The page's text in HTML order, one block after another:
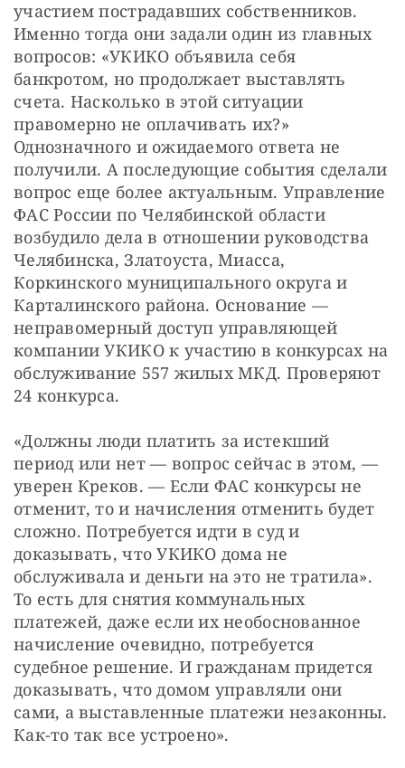
участием пострадавших собственников.
Именно тогда они задали один из главных
вопросов: «УКИКО объявила себя
банкротом, но продолжает выставлять
счета. Насколько в этой ситуации
правомерно не оплачивать их?»
Однозначного и ожидаемого ответа не
получили. А последующие события сделали
вопрос еще более актуальным. Управление
ФАС России по Челябинской области
возбудило дела в отношении руководства
Челябинска, Златоуста, Миасса,
Коркинского муниципального округа и
Карталинского района. Основание —
неправомерный доступ управляющей
компании УКИКО к участию в конкурсах на
обслуживание 557 жилых МКД. Проверяют
24 конкурса.
«Должны люди платить за истекший
период или нет — вопрос сейчас в этом, —
уверен Креков. — Если ФАС конкурсы не
отменит, то и начисления отменить будет
сложно. Потребуется идти в суд и
доказывать, что УКИКО дома не
обслуживала и деньги на это не тратила».
То есть для снятия коммунальных
платежей, даже если их необоснованное
начисление очевидно, потребуется
судебное решение. И гражданам придется
доказывать, что домом управляли они
сами, а выставленные платежи незаконны.
Как-то так все устроено».